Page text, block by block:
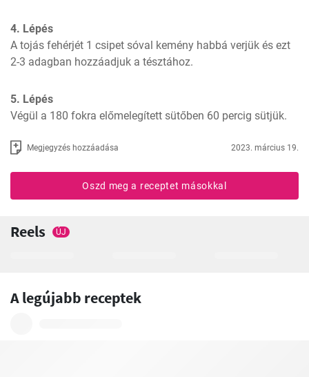
4. Lépés
A tojás fehérjét 1 csipet sóval kemény habbá verjük és ezt
2-3 adagban hozzáadjuk a tésztához.
5. Lépés
Végül a 180 fokra előmelegített sütőben 60 percig sütjük.
Megjegyzés hozzáadása 2023. március 19.
Oszd meg a receptet másokkal
Reels ÚJ
A legújabb receptek